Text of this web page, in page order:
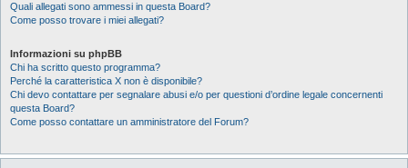
Quali allegati sono ammessi in questa Board?
Come posso trovare i miei allegati?
Informazioni su phpBB
Chi ha scritto questo programma?
Perché la caratteristica X non è disponibile?
Chi devo contattare per segnalare abusi e/o per questioni d’ordine legale concernenti
questa Board?
Come posso contattare un amministratore del Forum?